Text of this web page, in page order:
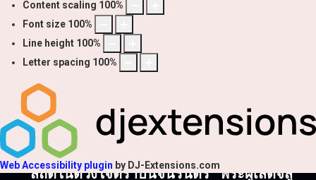
Content scaling 100%
Font size 100%
Line height 100%
Letter spacing 100%
Web Accessibility plugin by DJ-Extensions.com
"สถิตในดวงใจตราบนิจนิรันดร์" พระผู้เสด็จสู่